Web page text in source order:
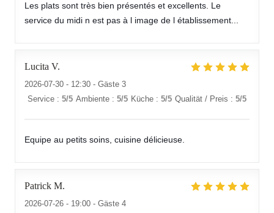
Les plats sont très bien présentés et excellents. Le
service du midi n est pas à l image de l établissement...
Lucita V
2026-07-30 - 12:30 - Gäste 3
Service : 5/5 Ambiente : 5/5 Küche : 5/5 Qualität / Preis : 5/5
Equipe au petits soins, cuisine délicieuse.
Patrick M
2026-07-26 - 19:00 - Gäste 4